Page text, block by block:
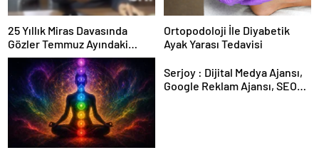
25 Yıllık Miras Davasında
Gözler Temmuz Ayındaki
Karar Duruşmasına Çevrildi
Ortopodoloji İle Diyabetik
Ayak Yarası Tedavisi
Serjoy : Dijital Medya Ajansı,
Google Reklam Ajansı, SEO